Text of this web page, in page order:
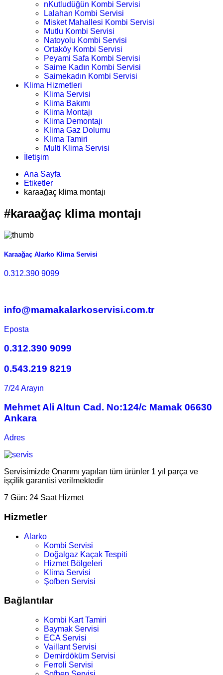
nKutludüğün Kombi Servisi
Lalahan Kombi Servisi
Misket Mahallesi Kombi Servisi
Mutlu Kombi Servisi
Natoyolu Kombi Servisi
Ortaköy Kombi Servisi
Peyami Safa Kombi Servisi
Saime Kadın Kombi Servisi
Saimekadın Kombi Servisi
Klima Hizmetleri
Klima Servisi
Klima Bakımı
Klima Montajı
Klima Demontajı
Klima Gaz Dolumu
Klima Tamiri
Multi Klima Servisi
İletişim
Ana Sayfa
Etiketler
karaağaç klima montajı
#karaağaç klima montajı
Karaağaç Alarko Klima Servisi
0.312.390 9099
info@mamakalarkoservisi.com.tr
Eposta
0.312.390 9099
0.543.219 8219
7/24 Arayın
Mehmet Ali Altun Cad. No:124/c Mamak 06630
Ankara
Adres
Servisimizde Onarımı yapılan tüm ürünler 1 yıl parça ve
işçilik garantisi verilmektedir
7 Gün: 24 Saat Hizmet
Hizmetler
Alarko
Kombi Servisi
Doğalgaz Kaçak Tespiti
Hizmet Bölgeleri
Klima Servisi
Şofben Servisi
Bağlantılar
Kombi Kart Tamiri
Baymak Servisi
ECA Servisi
Vaillant Servisi
Demirdöküm Servisi
Ferroli Servisi